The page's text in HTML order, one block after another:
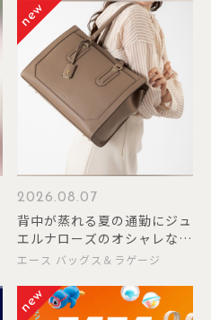
2026.08.07
背中が蒸れる夏の通勤にジュ
エルナローズのオシャレなト
ート♪
エース バッグス＆ラゲージ